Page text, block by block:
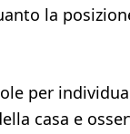
la
per
casa e